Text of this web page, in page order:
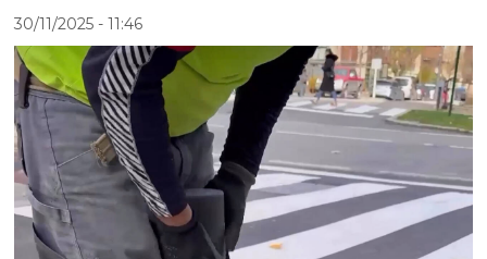
30/11/2025- 11:46